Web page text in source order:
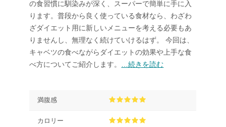
の食習慣に馴染みが深く、スーパーで簡単に手に入
ります。普段から良く使っている食材なら、わざわ
ざダイエット用に新しいメニューを考える必要もあ
りませんし、無理なく続けていけるはず。 今回は、
キャベツの食べながらダイエットの効果や上手な食
べ方についてご紹介します。
…続きを読む
満腹感
カロリー